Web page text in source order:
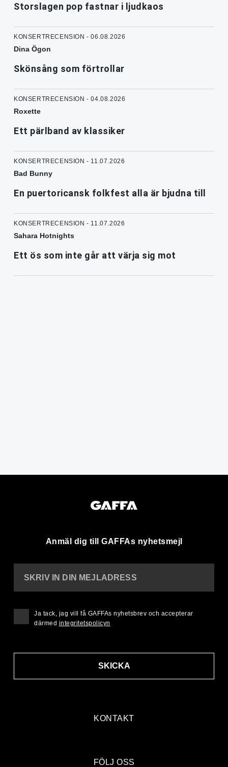
Storslagen pop fastnar i ljudkaos
KONSERTRECENSION - 06.08.2026
Dina Ögon
Skönsång som förtrollar
KONSERTRECENSION - 04.08.2026
Roxette
Ett pärlband av klassiker
KONSERTRECENSION - 11.07.2026
Bad Bunny
En puertoricansk folkfest alla är bjudna till
KONSERTRECENSION - 11.07.2026
Sahara Hotnights
Ett ös som inte går att värja sig mot
Anmäl dig till GAFFAs nyhetsmejl
KONTAKT
SKRIV IN DIN MEJLADRESS
SKICKA
Ja tack, jag vill få GAFFAs nyhetsbrev och accepterar
därmed integritetspolicyn
FÖLJ OSS